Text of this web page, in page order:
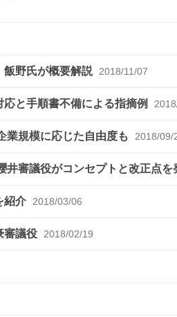
野氏が概要解説 2018/11/07
と手順書不備による指摘例
規模に応じた自由度も 2018/09/
審議役がコンセプトと改正点を
紹介 2018/03/06
審議役 2018/02/19